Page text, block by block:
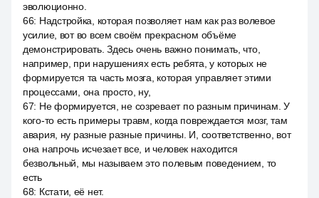
эволюционно.
66: Надстройка, которая позволяет нам как раз волевое
усилие, вот во всем своём прекрасном объёме
демонстрировать. Здесь очень важно понимать, что,
например, при нарушениях есть ребята, у которых не
формируется та часть мозга, которая управляет этими
процессами, она просто, ну,
67: Не формируется, не созревает по разным причинам. У
кого-то есть примеры травм, когда повреждается мозг, там
авария, ну разные разные причины. И, соответственно, вот
она напрочь исчезает все, и человек находится
безвольный, мы называем это полевым поведением, то
есть
68: Кстати, её нет.